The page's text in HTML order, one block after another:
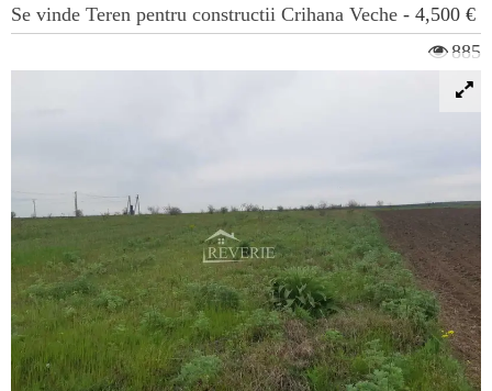
Se vinde Teren pentru constructii Crihana Veche - 4,500 €
885